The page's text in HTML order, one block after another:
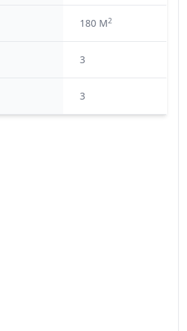
180 M2
3
3